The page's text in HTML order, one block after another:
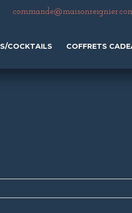
COCKTAILS COFFRETS